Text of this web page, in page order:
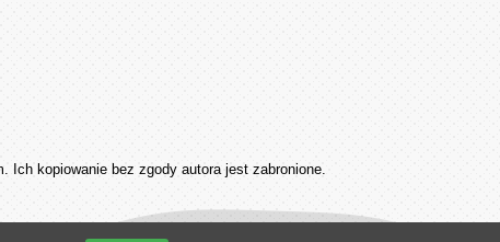
Ich kopiowanie bez zgody autora jest zabronione.